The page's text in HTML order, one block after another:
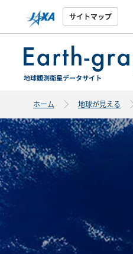
サイトマップ
ホーム 地球が見える